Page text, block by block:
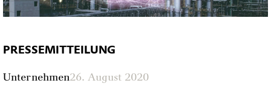
PRESSEMITTEILUNG
Unternehmen26. August 2020